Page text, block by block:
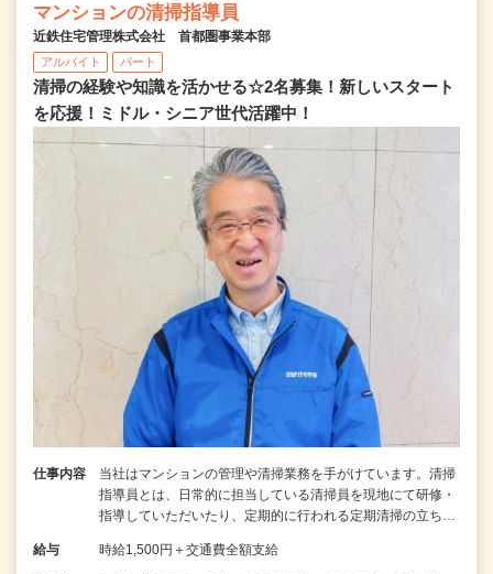
マンションの清掃指導員
近鉄住宅管理株式会社 首都圏事業本部
アルバイト パート
清掃の経験や知識を活かせる☆2名募集！新しいスタート
を応援！ミドル・シニア世代活躍中！
仕事内容
当社はマンションの管理や清掃業務を手がけています。清掃
指導員とは、日常的に担当している清掃員を現地にて研修・
指導していただいたり、定期的に行われる定期清掃の立ち…
給与 時給1,500円＋交通費全額支給